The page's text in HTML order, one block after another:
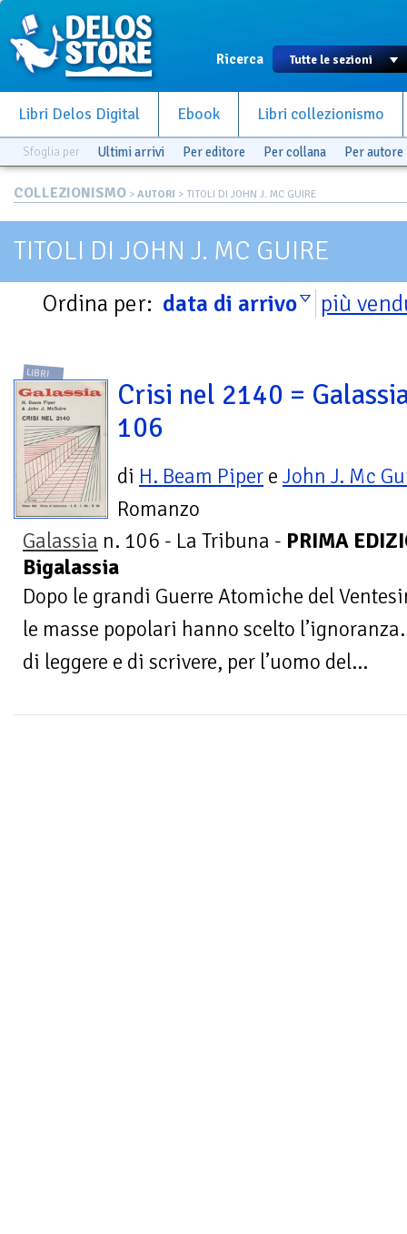
Ricerca
Libri Delos Digital Ebook Libri collezionismo
Sfoglia per Ultimi arrivi Per editore Per collana Per autore
COLLEZIONISMO > AUTORI > TITOLI DI JOHN J. MC GUIRE
TITOLI DI JOHN J. MC GUIRE
Ordina per: data di arrivo più
LIBRI
Crisi nel 2140 =
106
di H. Beam Piper e John J. Mc
Romanzo
Galassia n. 106 - La Tribuna - PRIMA
Bigalassia
Dopo le grandi Guerre Atomiche del
le masse popolari hanno scelto
di leggere e di scrivere, per l’uomo del...